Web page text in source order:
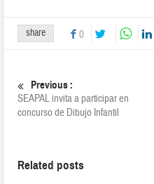
share 0
Previous :
SEAPAL invita a participar en
concurso de Dibujo Infantil
Related posts